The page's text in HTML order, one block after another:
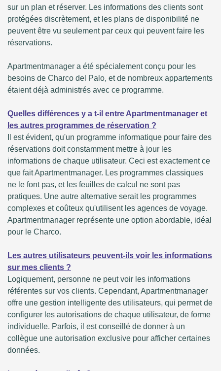
sur un plan et réserver. Les informations des clients sont
protégées discrètement, et les plans de disponibilité ne
peuvent être vu seulement par ceux qui peuvent faire les
réservations.
Apartmentmanager a été spécialement conçu pour les
besoins de Charco del Palo, et de nombreux appartements
étaient déjà administrés avec ce programme.
Quelles différences y a t-il entre Apartmentmanager et
les autres programmes de réservation ?
Il est évident, qu'un programme informatique pour faire des
réservations doit constamment mettre à jour les
informations de chaque utilisateur. Ceci est exactement ce
que fait Apartmentmanager. Les programmes classiques
ne le font pas, et les feuilles de calcul ne sont pas
pratiques. Une autre alternative serait les programmes
complexes et coûteux qu'utilisent les agences de voyage.
Apartmentmanager représente une option abordable, idéal
pour le Charco.
Les autres utilisateurs peuvent-ils voir les informations
sur mes clients ?
Logiquement, personne ne peut voir les informations
référentes sur vos clients. Cependant, Apartmentmanager
offre une gestion intelligente des utilisateurs, qui permet de
configurer les autorisations de chaque utilisateur, de forme
individuelle. Parfois, il est conseillé de donner à un
collègue une autorisation exclusive pour afficher certaines
données.